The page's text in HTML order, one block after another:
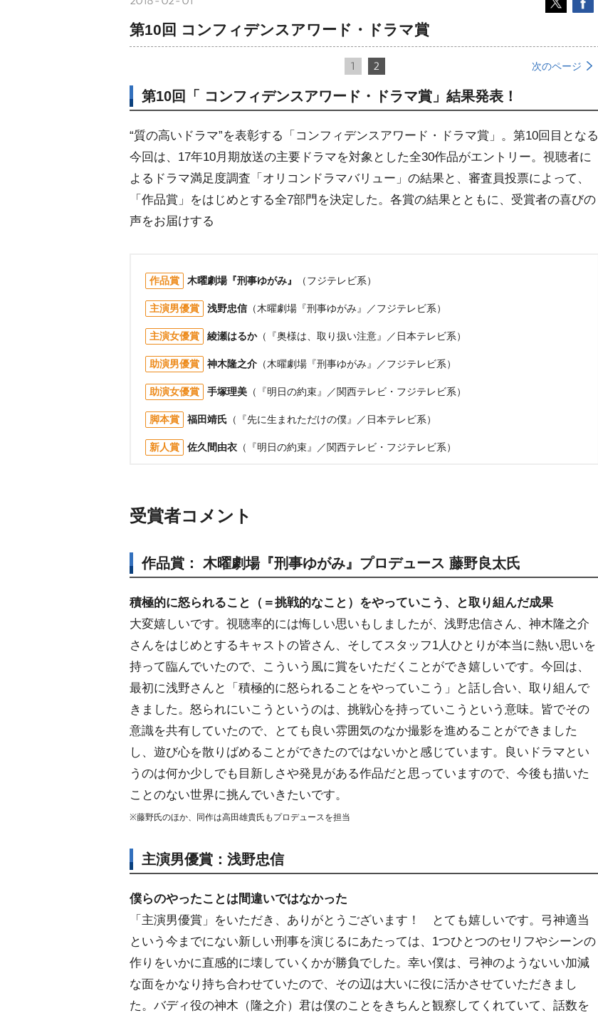
第10回 コンフィデンスアワード・ドラマ賞
1 2 次のページ
第10回「 コンフィデンスアワード・ドラマ賞」結果発表！
“質の高いドラマ”を表彰する「コンフィデンスアワード・ドラマ賞」。第10回目となる
今回は、17年10月期放送の主要ドラマを対象とした全30作品がエントリー。視聴者に
よるドラマ満足度調査「オリコンドラマバリュー」の結果と、審査員投票によって、
「作品賞」をはじめとする全7部門を決定した。各賞の結果とともに、受賞者の喜びの
声をお届けする
作品賞 木曜劇場『刑事ゆがみ』 （フジテレビ系）
主演男優賞 浅野忠信 （木曜劇場『刑事ゆがみ』／フジテレビ系）
主演女優賞 綾瀬はるか（『奥様は、取り扱い注意』／日本テレビ系）
助演男優賞 神木隆之介 （木曜劇場『刑事ゆがみ』／フジテレビ系）
助演女優賞 手塚理美 （『明日の約束』／関西テレビ・フジテレビ系）
脚本賞 福田靖氏 （『先に生まれただけの僕』／日本テレビ系）
新人賞 佐久間由衣 （『明日の約束』／関西テレビ・フジテレビ系）
受賞者コメント
作品賞： 木曜劇場『刑事ゆがみ』プロデュース 藤野良太氏
積極的に怒られること（＝挑戦的なこと）をやっていこう、と取り組んだ成果
大変嬉しいです。視聴率的には悔しい思いもしましたが、浅野忠信さん、神木隆之介
さんをはじめとするキャストの皆さん、そしてスタッフ1人ひとりが本当に熱い思いを
持って臨んでいたので、こういう風に賞をいただくことができ嬉しいです。今回は、
最初に浅野さんと「積極的に怒られることをやっていこう」と話し合い、取り組んで
きました。怒られにいこうというのは、挑戦心を持っていこうという意味。皆でその
意識を共有していたので、とても良い雰囲気のなか撮影を進めることができました
し、遊び心を散りばめることができたのではないかと感じています。良いドラマとい
うのは何か少しでも目新しさや発見がある作品だと思っていますので、今後も描いた
ことのない世界に挑んでいきたいです。
※藤野氏のほか、同作は高田雄貴氏もプロデュースを担当
主演男優賞：浅野忠信
僕らのやったことは間違いではなかった
「主演男優賞」をいただき、ありがとうございます！ とても嬉しいです。弓神適当
という今までにない新しい刑事を演じるにあたっては、1つひとつのセリフやシーンの
作りをいかに直感的に壊していくかが勝負でした。幸い僕は、弓神のようないい加減
な面をかなり持ち合わせていたので、その辺は大いに役に活かさせていただきまし
た。バディ役の神木（隆之介）君は僕のことをきちんと観察してくれていて、話数を